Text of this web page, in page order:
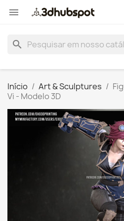

search
Início Art & Sculptures
Vi - Modelo 3D